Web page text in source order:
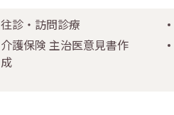
往診・訪問診療
介護保険 主治医意見書作
成